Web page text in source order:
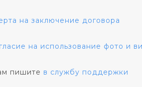
на заключение договора
на использование фото и
пишите в службу поддержки